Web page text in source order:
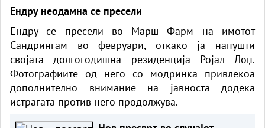
Ендру неодамна се пресели
Ендру се пресели во Марш Фарм на имотот
Сандрингам во февруари, откако ја напушти
својата долгогодишна резиденција Ројал Лоџ.
Фотографиите од него со модринка привлекоа
дополнително внимание на јавноста додека
истрагата против него продолжува.